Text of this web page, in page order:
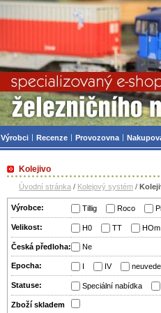
Kolejivo
Úvodní stránka / Kolejový systém /
Výrobce: Tillig Roco
Velikost: H0 TT HOm
Česká předloha: Ne
Epocha: I IV
Statuse: Speciální nabídka
Zboží­ skladem
Železniční
Výrobci Recenze Provozovna